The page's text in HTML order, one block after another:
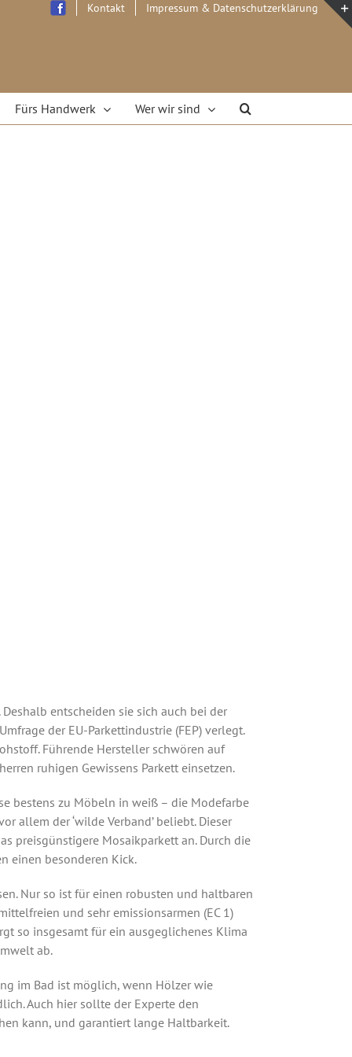
Kontakt Impressum & Datenschutzerklärung
Fürs Handwerk Wer wir sind
entscheiden sie sich auch bei der
der EU-Parkettindustrie (FEP) verlegt.
Führende Hersteller schwören auf
ruhigen Gewissens Parkett einsetzen.
bestens zu Möbeln in weiß – die Modefarbe
allem der ‘wilde Verband’ beliebt. Dieser
preisgünstigere Mosaikparkett an. Durch die
einen besonderen Kick.
Nur so ist für einen robusten und haltbaren
und sehr emissionsarmen (EC 1)
so insgesamt für ein ausgeglichenes Klima
ab.
im Bad ist möglich, wenn Hölzer wie
Auch hier sollte der Experte den
kann, und garantiert lange Haltbarkeit.